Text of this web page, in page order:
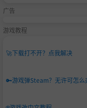
广告
游戏教程
🚀下载打不开？点我解决
🔑游戏弹Steam？无许可怎么